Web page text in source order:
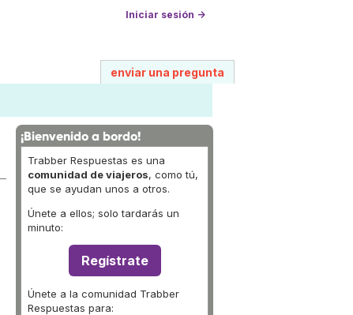
Iniciar sesión →
enviar una pregunta
¡Bienvenido a bordo!
Trabber Respuestas es una
comunidad de viajeros, como tú,
que se ayudan unos a otros.
Únete a ellos; solo tardarás un
minuto:
Regístrate
Únete a la comunidad Trabber
Respuestas para: